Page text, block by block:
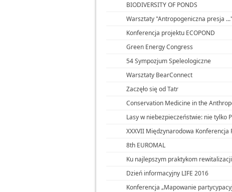
BIODIVERSITY OF PONDS
Warsztaty "Antropogeniczna presja ..."
Konferencja projektu ECOPOND
Green Energy Congress
54 Sympozjum Speleologiczne
Warsztaty BearConnect
Zaczęło się od Tatr
Conservation Medicine in the
Lasy w niebezpieczeństwie: nie tylko
XXXVII Międzynarodowa Konferencja
8th EUROMAL
Ku najlepszym praktykom
Dzień informacyjny LIFE 2016
Konferencja „Mapowanie